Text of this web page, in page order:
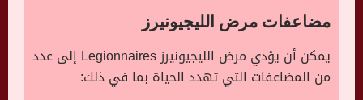
مضاعفات مرض الليجيونيرز
يمكن أن يؤدي مرض الليجيونيرز Legionnaires إلى عدد
من المضاعفات التي تهدد الحياة بما في ذلك: